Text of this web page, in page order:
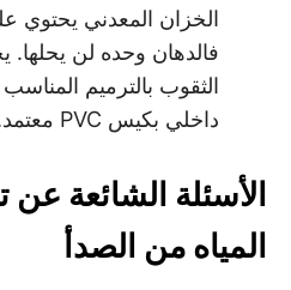
الخزان المعدني يحتوي
فالدهان وحده لن يحلها.
الثقوب بالترميم
داخلي بكيس PVC معتمد.
الأسئلة الشائعة
المياه من الصدأ